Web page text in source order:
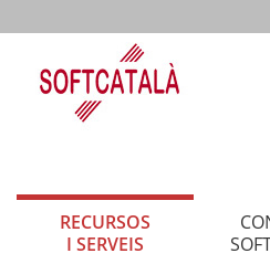
RECURSOS
I SERVEIS